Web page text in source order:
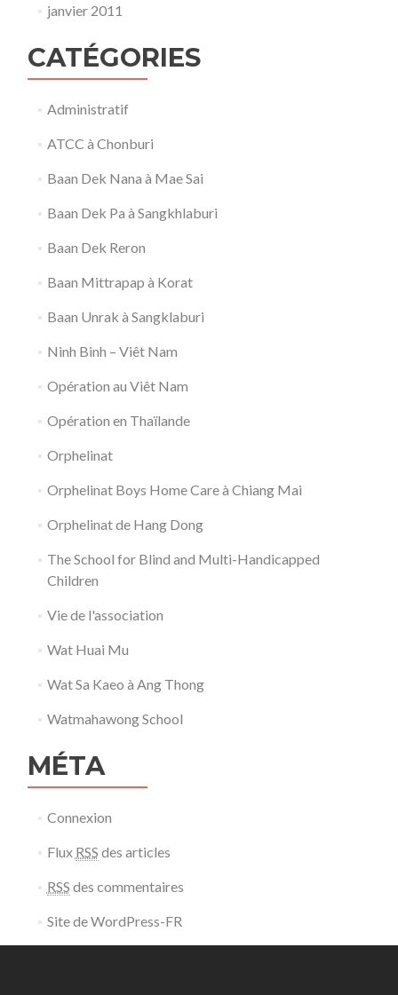
janvier 2011
CATÉGORIES
Administratif
ATCC à Chonburi
Baan Dek Nana à Mae Sai
Baan Dek Pa à Sangkhlaburi
Baan Dek Reron
Baan Mittrapap à Korat
Baan Unrak à Sangklaburi
Ninh Binh – Viêt Nam
Opération au Viêt Nam
Opération en Thaïlande
Orphelinat
Orphelinat Boys Home Care à Chiang Mai
Orphelinat de Hang Dong
The School for Blind and Multi-Handicapped
Children
Vie de l'association
Wat Huai Mu
Wat Sa Kaeo à Ang Thong
Watmahawong School
MÉTA
Connexion
Flux RSS des articles
RSS des commentaires
Site de WordPress-FR